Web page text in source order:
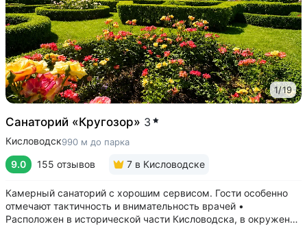
1/19
Санаторий «Кругозор» 3
Кисловодск990 м до парка
9.0 155 отзывов 7 в Кисловодске
Камерный санаторий с хорошим сервисом. Гости особенно
отмечают тактичность и внимательность врачей •
Расположен в исторической части Кисловодска, в окружении